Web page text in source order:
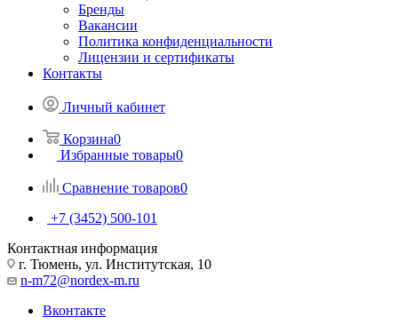
Бренды
Вакансии
Политика конфиденциальности
Лицензии и сертификаты
Контакты
Личный кабинет
Корзина0
Избранные товары0
Сравнение товаров0
+7 (3452) 500-101
Контактная информация
г. Тюмень, ул. Институтская, 10
n-m72@nordex-m.ru
Вконтакте